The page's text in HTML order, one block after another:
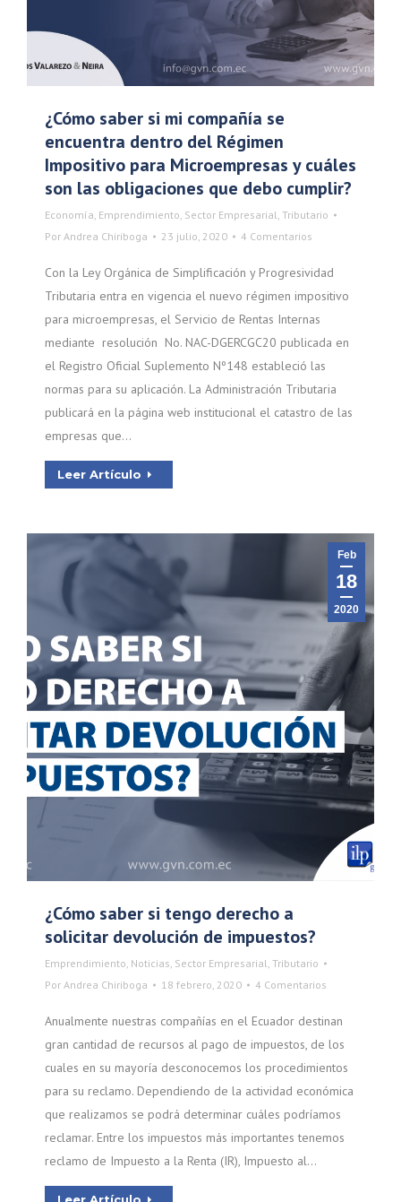
¿Cómo saber si mi compañía se
encuentra dentro del Régimen
Impositivo para Microempresas y cuáles
son las obligaciones que debo cumplir?
Economía, Emprendimiento, Sector Empresarial, Tributario
Por Andrea Chiriboga 23 julio, 2020 4 Comentarios
Con la Ley Orgánica de Simplificación y Progresividad
Tributaria entra en vigencia el nuevo régimen impositivo
para microempresas, el Servicio de Rentas Internas
mediante resolución No. NAC-DGERCGC20 publicada en
el Registro Oficial Suplemento Nº148 estableció las
normas para su aplicación. La Administración Tributaria
publicará en la página web institucional el catastro de las
empresas que…
Leer Artículo
Feb
18
2020
¿Cómo saber si tengo derecho a
solicitar devolución de impuestos?
Emprendimiento, Noticias, Sector Empresarial, Tributario
Por Andrea Chiriboga 18 febrero, 2020 4 Comentarios
Anualmente nuestras compañías en el Ecuador destinan
gran cantidad de recursos al pago de impuestos, de los
cuales en su mayoría desconocemos los procedimientos
para su reclamo. Dependiendo de la actividad económica
que realizamos se podrá determinar cuáles podríamos
reclamar. Entre los impuestos más importantes tenemos
reclamo de Impuesto a la Renta (IR), Impuesto al…